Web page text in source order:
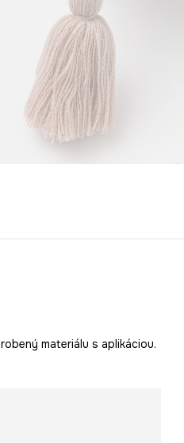
materiálu s aplikáciou.